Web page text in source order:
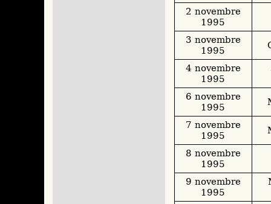
2 novembre
1995
3 novembre
1995
4 novembre
1995
6 novembre
1995
7 novembre
1995
8 novembre
1995
9 novembre
1995